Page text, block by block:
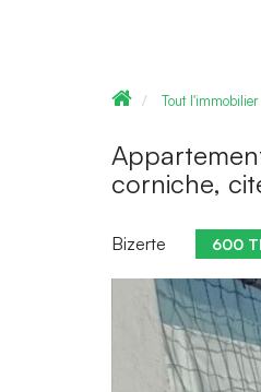
Tout l'immobilier
corniche,
Bizerte 600